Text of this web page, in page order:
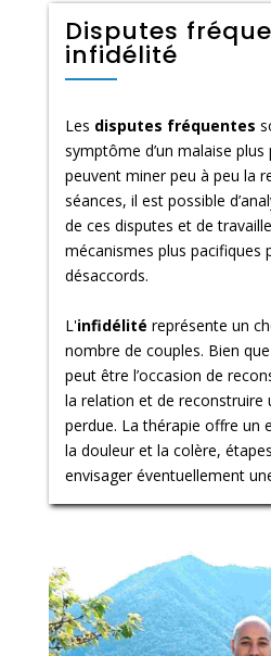
Disputes
infidélité
Les disputes fréquentes
symptôme d’un malaise plus
peuvent miner peu à peu la
séances, il est possible
de ces disputes et de
mécanismes plus pacifiques
désaccords.
L'infidélité représente un
nombre de couples. Bien
peut être l’occasion de
la relation et de reconstruire
perdue. La thérapie offre un
la douleur et la colère,
envisager éventuellement